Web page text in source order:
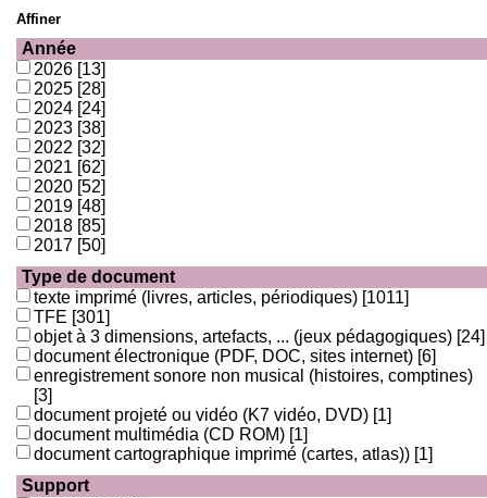
Affiner
Année
2026 [13]
2025 [28]
2024 [24]
2023 [38]
2022 [32]
2021 [62]
2020 [52]
2019 [48]
2018 [85]
2017 [50]
Type de document
texte imprimé (livres, articles, périodiques) [1011]
TFE [301]
objet à 3 dimensions, artefacts, ... (jeux pédagogiques) [24]
document électronique (PDF, DOC, sites internet) [6]
enregistrement sonore non musical (histoires, comptines)
[3]
document projeté ou vidéo (K7 vidéo, DVD) [1]
document multimédia (CD ROM) [1]
document cartographique imprimé (cartes, atlas)) [1]
Support